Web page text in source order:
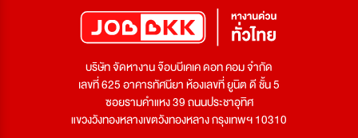
บริษัท จัดหางาน จ๊อบบีเคเค ดอท คอม จำกัด
เลขที่ 625 อาคารทัศนียา ห้องเลขที่ ยูนิต ดี ชั้น 5
ซอยรามคำแหง 39 ถนนประชาอุทิศ
แขวงวังทองหลางเขตวังทองหลาง กรุงเทพฯ 10310